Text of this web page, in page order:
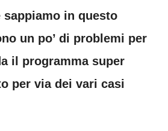
sappiamo in questo
un po’ di problemi per
il programma super
per via dei vari casi